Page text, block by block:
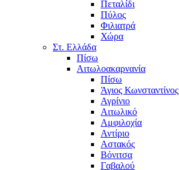
Πεταλίδι
Πύλος
Φιλιατρά
Χώρα
Στ. Ελλάδα
Πίσω
Αιτωλοακαρνανία
Πίσω
Άγιος Κωνσταντίνος
Αγρίνιο
Αιτωλικό
Αμφιλοχία
Αντίριο
Αστακός
Βόνιτσα
Γαβαλού